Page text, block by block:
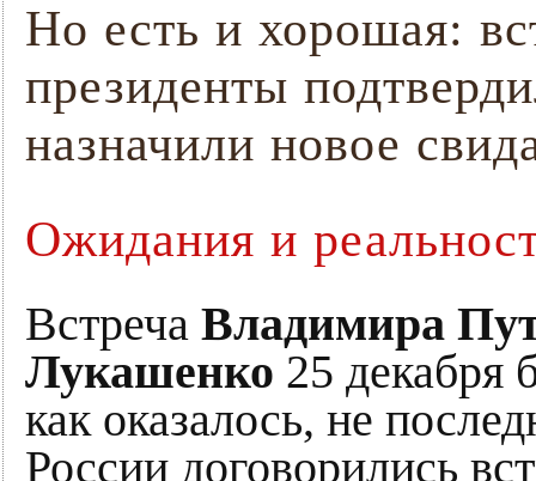
Но есть и хорошая:
президенты
назначили новое
Ожидания и
Встреча Владимира
Лукашенко 25 декабря
как оказалось, не
России договорились